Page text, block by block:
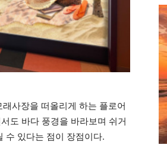
사장을 떠올리게 하는 플로어
도 바다 풍경을 바라보며 쉬거
수 있다는 점이 장점이다.